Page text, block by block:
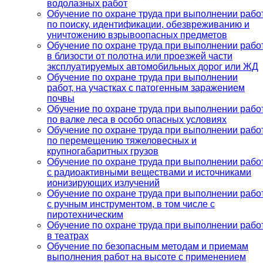
водолазных работ
Обучение по охране труда при выполнении
по поиску, идентификации, обезвреживанию и
уничтожению взрывоопасных предметов
Обучение по охране труда при выполнении
в близости от полотна или проезжей части
эксплуатируемых автомобильных дорог или ЖД
Обучение по охране труда при выполнении
работ, на участках с патогенным заражением
почвы
Обучение по охране труда при выполнении
по валке леса в особо опасных условиях
Обучение по охране труда при выполнении
по перемещению тяжеловесных и
крупногабаритных грузов
Обучение по охране труда при выполнении
с радиоактивными веществами и источниками
ионизирующих излучений
Обучение по охране труда при выполнении
с ручным инструментом, в том числе с
пиротехническим
Обучение по охране труда при выполнении
в театрах
Обучение по безопасным методам и приемам
выполнения работ на высоте с применением